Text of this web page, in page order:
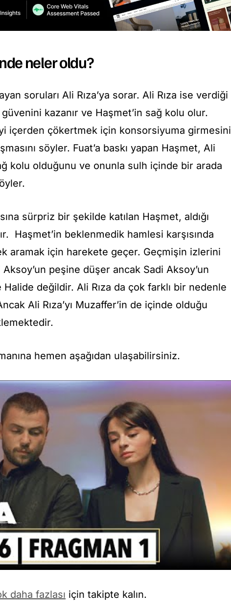
neler oldu?
soruları Ali Rıza’ya sorar. Ali Rıza ise verdiği
kazanır ve Haşmet’in sağ kolu olur.
içerden çökertmek için konsorsiyuma girmesini
söyler. Fuat’a baskı yapan Haşmet, Ali
kolu olduğunu ve onunla sulh içinde bir arada
sürpriz bir şekilde katılan Haşmet, aldığı
Haşmet’in beklenmedik hamlesi karşısında
aramak için harekete geçer. Geçmişin izlerini
peşine düşer ancak Sadi Aksoy’un
değildir. Ali Rıza da çok farklı bir nedenle
Ali Rıza’yı Muzaffer’in de içinde olduğu
hemen aşağıdan ulaşabilirsiniz.
daha fazlası için takipte kalın.